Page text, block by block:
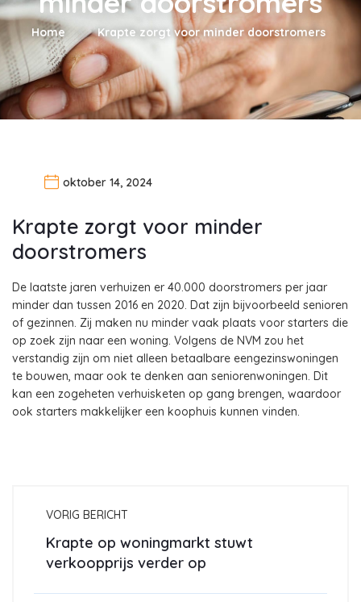
Home Krapte zorgt voor minder doorstromers
oktober 14, 2024
Krapte zorgt voor minder
doorstromers
De laatste jaren verhuizen er 40.000 doorstromers per jaar
minder dan tussen 2016 en 2020. Dat zijn bijvoorbeeld senioren
of gezinnen. Zij maken nu minder vaak plaats voor starters die
op zoek zijn naar een woning. Volgens de NVM zou het
verstandig zijn om niet alleen betaalbare eengezinswoningen
te bouwen, maar ook te denken aan seniorenwoningen. Dit
kan een zogeheten verhuisketen op gang brengen, waardoor
ook starters makkelijker een koophuis kunnen vinden.
VORIG BERICHT
Krapte op woningmarkt stuwt
verkoopprijs verder op